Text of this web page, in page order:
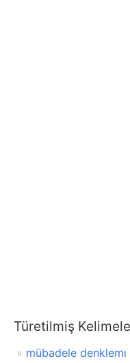
Türetilmiş
mübadele denklemı